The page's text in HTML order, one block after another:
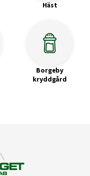
Häst
Borgeby
kryddgård